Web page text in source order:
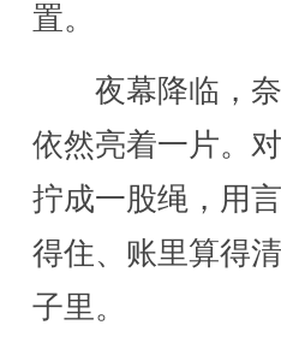
置。
夜幕降临，奈
依然亮着一片。
拧成一股绳，用
得住、账里算得
子里。